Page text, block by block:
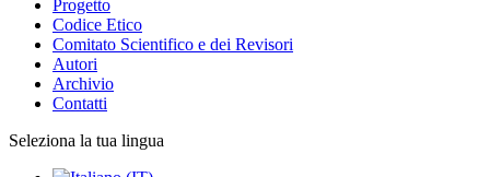
Progetto
Codice Etico
Comitato Scientifico e dei Revisori
Autori
Archivio
Contatti
Seleziona la tua lingua